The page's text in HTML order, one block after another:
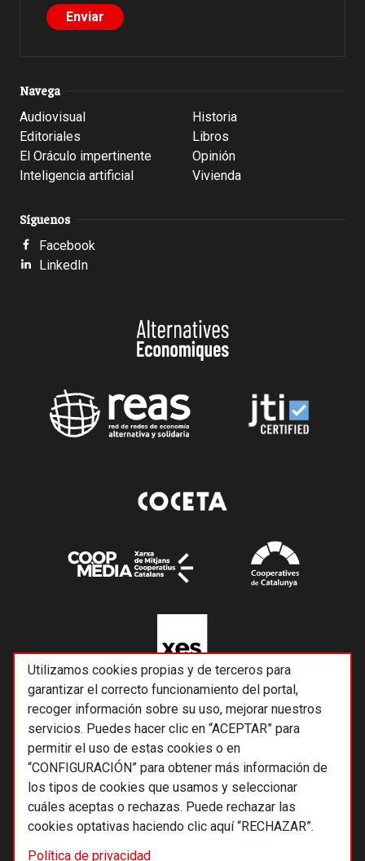
Utilizamos cookies propias y de terceros para
garantizar el correcto funcionamiento del portal,
recoger información sobre su uso, mejorar nuestros
servicios. Puedes hacer clic en “ACEPTAR” para
permitir el uso de estas cookies o en
“CONFIGURACIÓN” para obtener más información de
los tipos de cookies que usamos y seleccionar
cuáles aceptas o rechazas. Puede rechazar las
cookies optativas haciendo clic aquí “RECHAZAR”.
Política de privacidad
Navega
Audiovisual
Editoriales
El Oráculo impertinente
Inteligencia artificial
Historia
Libros
Opinión
Vivienda
Síguenos
Facebook
LinkedIn
© 2026 Alternativas económicas SCCL